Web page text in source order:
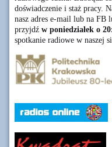
doświadczenie i staż pracy.
nasz adres e-mail lub na FB
przyjdź w poniedziałek o
spotkanie radiowe w naszej